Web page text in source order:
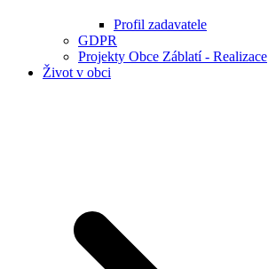
Profil zadavatele
GDPR
Projekty Obce Záblatí - Realizace
Život v obci